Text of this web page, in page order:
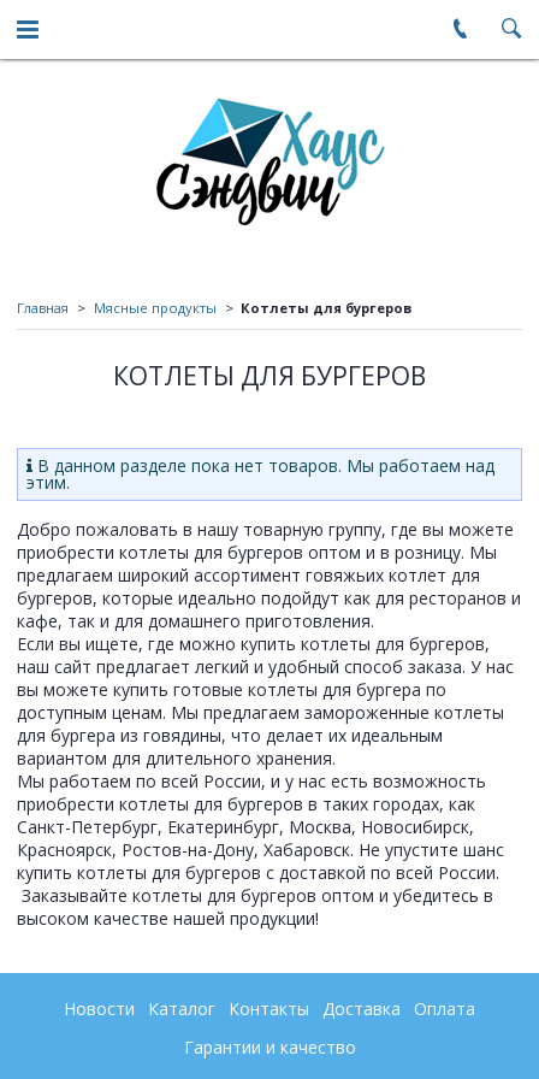
Главная Мясные продукты Котлеты для бургеров
КОТЛЕТЫ ДЛЯ БУРГЕРОВ
В данном разделе пока нет товаров. Мы работаем над
этим.
Добро пожаловать в нашу товарную группу, где вы можете
приобрести котлеты для бургеров оптом и в розницу. Мы
предлагаем широкий ассортимент говяжьих котлет для
бургеров, которые идеально подойдут как для ресторанов и
кафе, так и для домашнего приготовления.
Если вы ищете, где можно купить котлеты для бургеров,
наш сайт предлагает легкий и удобный способ заказа. У нас
вы можете купить готовые котлеты для бургера по
доступным ценам. Мы предлагаем замороженные котлеты
для бургера из говядины, что делает их идеальным
вариантом для длительного хранения.
Мы работаем по всей России, и у нас есть возможность
приобрести котлеты для бургеров в таких городах, как
Санкт-Петербург, Екатеринбург, Москва, Новосибирск,
Красноярск, Ростов-на-Дону, Хабаровск. Не упустите шанс
купить котлеты для бургеров с доставкой по всей России.
Заказывайте котлеты для бургеров оптом и убедитесь в
высоком качестве нашей продукции!
Новости Каталог Контакты Доставка
Оплата
Гарантии и качество